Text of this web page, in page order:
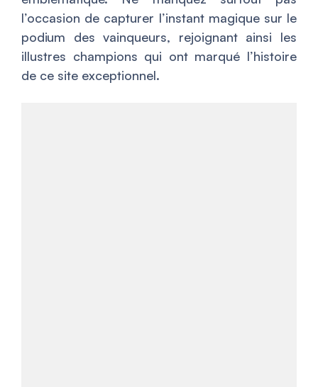
l’occasion de capturer l’instant magique sur le
podium des vainqueurs, rejoignant ainsi les
illustres champions qui ont marqué l’histoire
de ce site exceptionnel.